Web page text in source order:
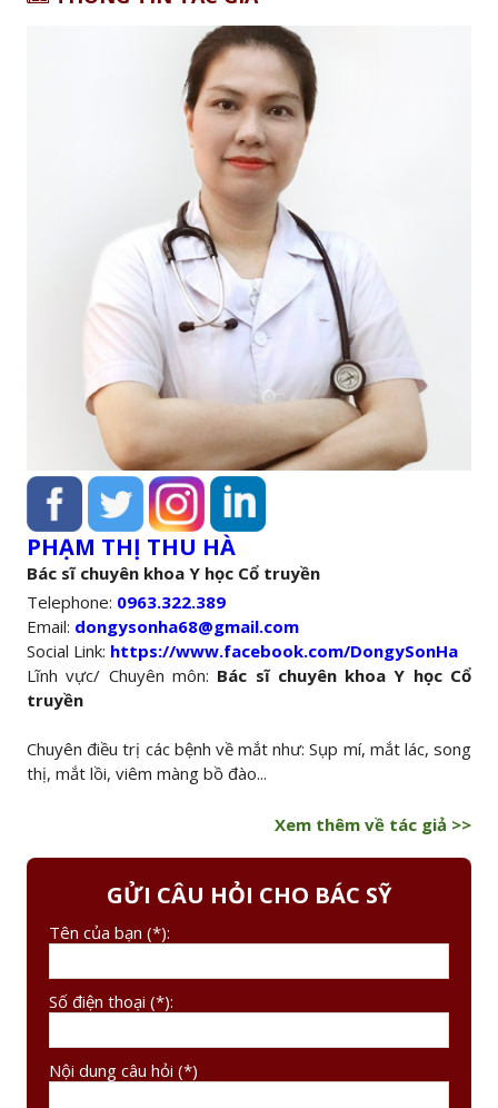
PHẠM THỊ THU HÀ
Bác sĩ chuyên khoa Y học Cổ truyền
Telephone: 0963.322.389
Email: dongysonha68@gmail.com
Social Link: https://www.facebook.com/DongySonHa
Lĩnh vực/ Chuyên môn: Bác sĩ chuyên khoa Y học Cổ
truyền
Chuyên điều trị các bệnh về mắt như: Sụp mí, mắt lác, song
thị, mắt lồi, viêm màng bồ đào...
Xem thêm về tác giả >>
GỬI CÂU HỎI CHO BÁC SỸ
Tên của bạn (*):
Số điện thoại (*):
Nội dung câu hỏi (*)